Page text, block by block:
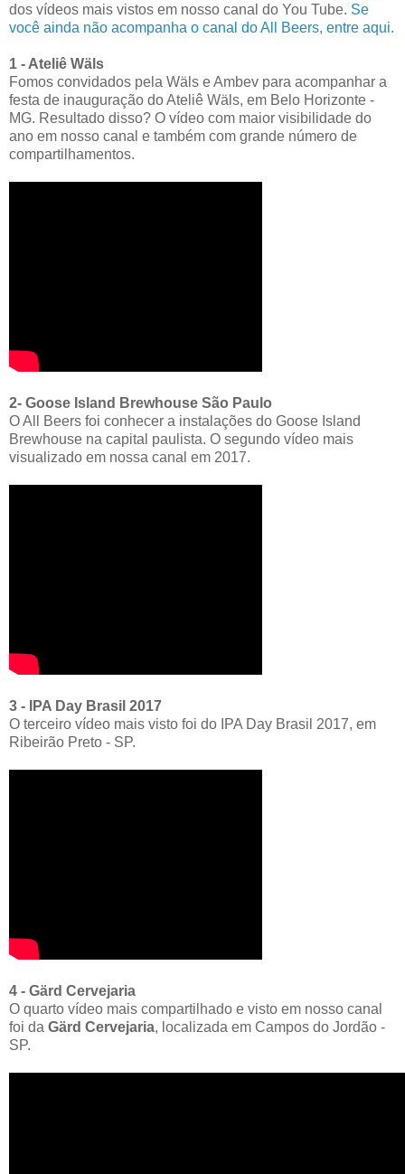
dos vídeos mais vistos em nosso canal do You Tube. Se
você ainda não acompanha o canal do All Beers, entre aqui.
1 - Ateliê Wäls
Fomos convidados pela Wäls e Ambev para acompanhar a
festa de inauguração do Ateliê Wäls, em Belo Horizonte -
MG. Resultado disso? O vídeo com maior visibilidade do
ano em nosso canal e também com grande número de
compartilhamentos.
2- Goose Island Brewhouse São Paulo
O All Beers foi conhecer a instalações do Goose Island
Brewhouse na capital paulista. O segundo vídeo mais
visualizado em nossa canal em 2017.
3 - IPA Day Brasil 2017
O terceiro vídeo mais visto foi do IPA Day Brasil 2017, em
Ribeirão Preto - SP.
4 - Gärd Cervejaria
O quarto vídeo mais compartilhado e visto em nosso canal
foi da Gärd Cervejaria, localizada em Campos do Jordão -
SP.